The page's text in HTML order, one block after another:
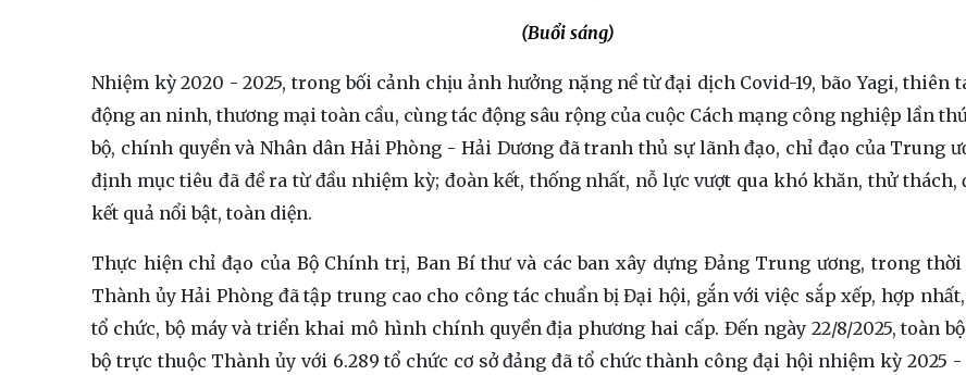
(Buổi sáng)
Nhiệm kỳ 2020 - 2025, trong bối cảnh chịu ảnh hưởng nặng nề từ đại dịch Covid-19, bão Yagi, thiên
động an ninh, thương mại toàn cầu, cùng tác động sâu rộng của cuộc Cách mạng công nghiệp lần
bộ, chính quyền và Nhân dân Hải Phòng - Hải Dương đã tranh thủ sự lãnh đạo, chỉ đạo của Trung
định mục tiêu đã đề ra từ đầu nhiệm kỳ; đoàn kết, thống nhất, nỗ lực vượt qua khó khăn, thử thách,
kết quả nổi bật, toàn diện.
Thực hiện chỉ đạo của Bộ Chính trị, Ban Bí thư và các ban xây dựng Đảng Trung ương, trong thời
Thành ủy Hải Phòng đã tập trung cao cho công tác chuẩn bị Đại hội, gắn với việc sắp xếp, hợp
tổ chức, bộ máy và triển khai mô hình chính quyền địa phương hai cấp. Đến ngày 22/8/2025, toàn bộ
bộ trực thuộc Thành ủy với 6.289 tổ chức cơ sở đảng đã tổ chức thành công đại hội nhiệm kỳ 2025 -